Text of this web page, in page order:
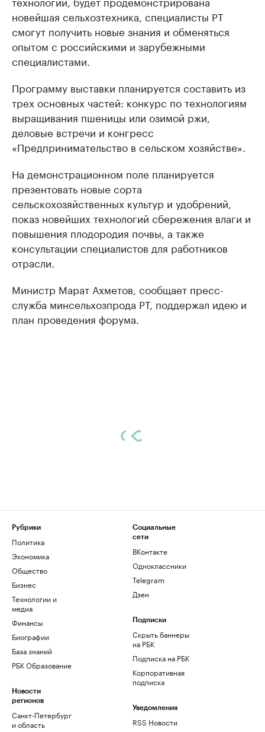
новейшая сельхозтехника, специалисты РТ
смогут получить новые знания и обменяться
опытом с российскими и зарубежными
специалистами.
Программу выставки планируется составить из
трех основных частей: конкурс по технологиям
выращивания пшеницы или озимой ржи,
деловые встречи и конгресс
«Предпринимательство в сельском хозяйстве».
На демонстрационном поле планируется
презентовать новые сорта
сельскохозяйственных культур и удобрений,
показ новейших технологий сбережения влаги и
повышения плодородия почвы, а также
консультации специалистов для работников
отрасли.
Министр Марат Ахметов, сообщает пресс-
служба минсельхозпрода РТ, поддержал идею и
план проведения форума.
Рубрики
Политика
Экономика
Общество
Бизнес
Технологии и
медиа
Финансы
Биографии
База знаний
РБК Образование
Новости
регионов
Санкт-Петербург
и область
Социальные
сети
ВКонтакте
Одноклассники
Telegram
Дзен
Подписки
Скрыть баннеры
на РБК
Подписка на РБК
Корпоративная
подписка
Уведомления
RSS Новости